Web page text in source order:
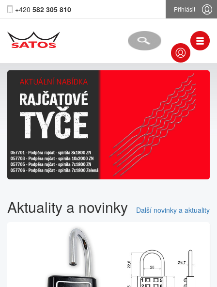
+420 582 305 810 Přihlásit
Aktuality a novinky Další novinky a aktuality